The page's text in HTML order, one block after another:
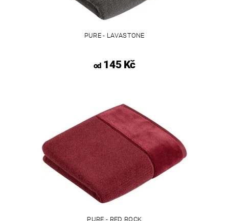
PURE - LAVASTONE
od145 Kč
PURE - RED ROCK